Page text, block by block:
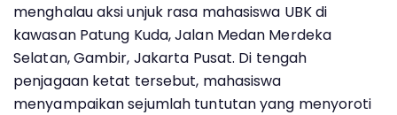
menghalau aksi unjuk rasa mahasiswa UBK di
kawasan Patung Kuda, Jalan Medan Merdeka
Selatan, Gambir, Jakarta Pusat. Di tengah
penjagaan ketat tersebut, mahasiswa
menyampaikan sejumlah tuntutan yang menyoroti